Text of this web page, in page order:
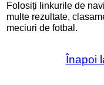
Folosiți linkurile de
multe rezultate,
meciuri de fotbal.
Înapoi